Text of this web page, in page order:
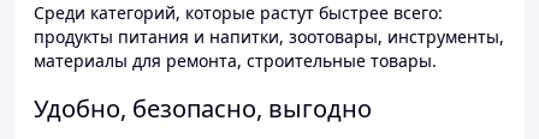
Среди категорий, которые растут быстрее всего:
продукты питания и напитки, зоотовары, инструменты,
материалы для ремонта, строительные товары.
Удобно, безопасно, выгодно